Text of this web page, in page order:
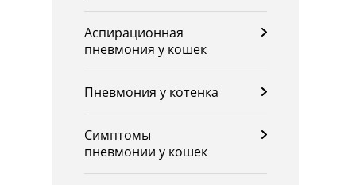
Аспирационная
пневмония у кошек
Пневмония у котенка
Симптомы
пневмонии у кошек